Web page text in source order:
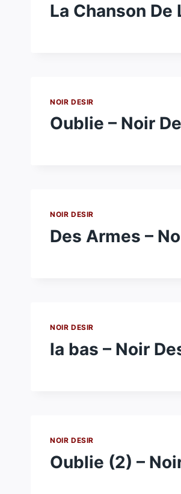
La Chanson De
NOIR DESIR
Oublie – Noir
NOIR DESIR
Des Armes –
NOIR DESIR
la bas – Noir
NOIR DESIR
Oublie (2) –